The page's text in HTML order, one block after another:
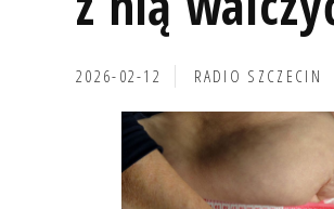
2026-02-12 RADIO SZCZECIN